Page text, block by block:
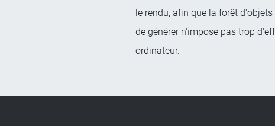
le rendu, afin que la forêt
de générer n'impose pas trop
ordinateur.